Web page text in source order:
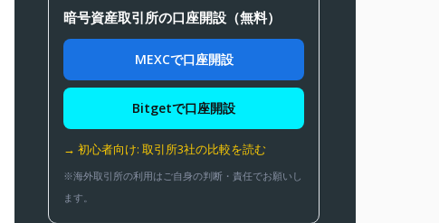
暗号資産取引所の口座開設（無料）
MEXCで口座開設
Bitgetで口座開設
→ 初心者向け: 取引所3社の比較を読む
※海外取引所の利用はご自身の判断・責任でお願いし
ます。